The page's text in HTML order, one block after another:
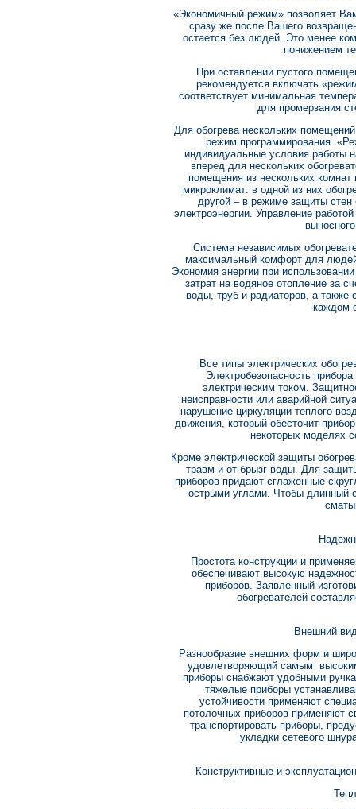
«Экономичный режим» позволяет
сразу же после Вашего
остается без людей. Это менее
понижением
При оставлении пустого
рекомендуется включать
соответствует минимальная
для промерзания
Для обогрева нескольких
режим программирования.
индивидуальные условия работы
вперед для нескольких
помещения из нескольких
микроклимат: в одной из них
другой – в режиме защиты
электроэнергии. Управление
Система независимых
максимальный комфорт для
Экономия энергии при
затрат на водяное отопление за
воды, труб и радиаторов, а также
каждом
Все типы электрических
Электробезопасность
электрическим током.
неисправности или аварийной
нарушение циркуляции теплого
движения, который обесточит
некоторых моделях
Кроме электрической защиты
травм и от брызг воды. Для
приборов придают сглаженные
острыми углами. Чтобы длинный
Простота конструкции и
обеспечивают высокую
приборов. Заявленный
обогревателей
Внешний
Разнообразие внешних форм и
удовлетворяющий самым
приборы снабжают удобными
тяжелые приборы
устойчивости применяют
потолочных приборов применяют
транспортировать приборы,
укладки сетевого
Конструктивные и